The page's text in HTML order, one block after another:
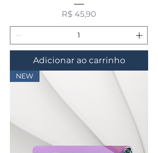
Preço
R$ 45,90
Adicionar ao carrinho
NEW